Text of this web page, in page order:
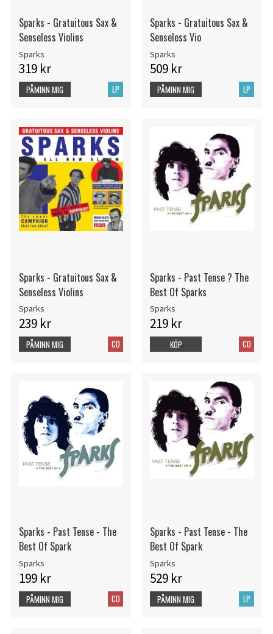
Sparks - Gratuitous Sax &
Senseless Violins
Sparks
319 kr
LP
PÅMINN MIG
Sparks - Gratuitous Sax &
Senseless Vio
Sparks
509 kr
LP
PÅMINN MIG
Sparks - Gratuitous Sax &
Senseless Violins
Sparks
239 kr
CD
PÅMINN MIG
Sparks - Past Tense ? The
Best Of Sparks
Sparks
219 kr
CD
KÖP
Sparks - Past Tense - The
Best Of Spark
Sparks
199 kr
CD
PÅMINN MIG
Sparks - Past Tense - The
Best Of Spark
Sparks
529 kr
LP
PÅMINN MIG